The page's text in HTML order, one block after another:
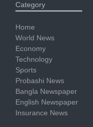
Category
Home
World News
Economy
Technology
Sports
Probashi News
Bangla Newspaper
English Newspaper
Insurance News